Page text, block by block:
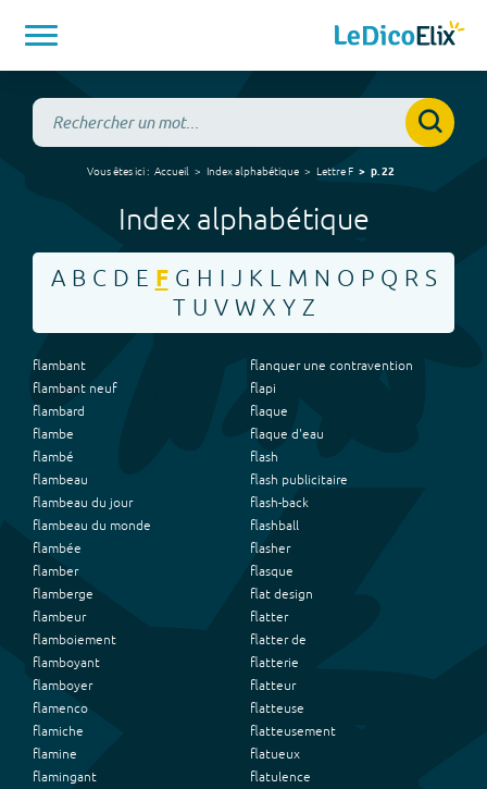
Vous êtes ici : Accueil Index alphabétique LettreF p.22
Index alphabétique
A B C D E F G H I J K L M N O P Q R S
T U V W X Y Z
flambant
flambant neuf
flambard
flambe
flambé
flambeau
flambeau du jour
flambeau du monde
flambée
flamber
flamberge
flambeur
flamboiement
flamboyant
flamboyer
flamenco
flamiche
flamine
flamingant
flanquer une contravention
flapi
flaque
flaque d'eau
flash
flash publicitaire
flash-back
flashball
flasher
flasque
flat design
flatter
flatter de
flatterie
flatteur
flatteuse
flatteusement
flatueux
flatulence